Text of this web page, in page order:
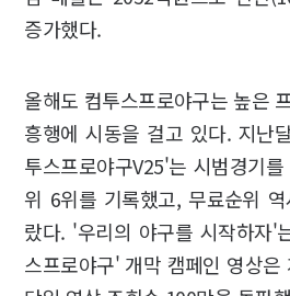
증가했다.
올해도 컴투스프로야구는 높은
흥행에 시동을 걸고 있다. 지난
투스프로야구V25'는 시범경기
위 6위를 기록했고, 무료순위
랐다. '우리의 야구를 시작하자'
스프로야구' 개막 캠페인 영상은